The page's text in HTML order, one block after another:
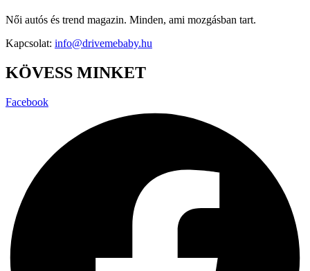
Női autós és trend magazin. Minden, ami mozgásban tart.
Kapcsolat: info@drivemebaby.hu
KÖVESS MINKET
Facebook